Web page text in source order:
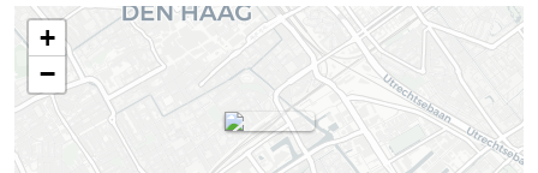
+
−